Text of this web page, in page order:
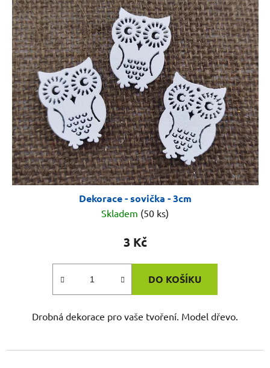
Dekorace - sovička - 3cm
Skladem (50 ks)
3 Kč
DO KOŠÍKU
Drobná dekorace pro vaše tvoření. Model dřevo.